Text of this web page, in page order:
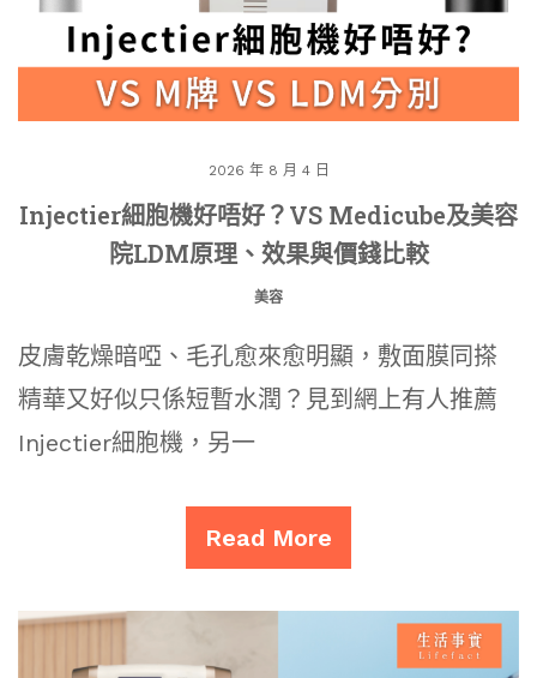
2026 年 8 月 4 日
Injectier細胞機好唔好？VS Medicube及美容
院LDM原理、效果與價錢比較
美容
皮膚乾燥暗啞、毛孔愈來愈明顯，敷面膜同搽
精華又好似只係短暫水潤？見到網上有人推薦
Injectier細胞機，另一
Read More